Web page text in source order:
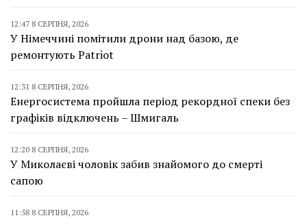
12:47 8 СЕРПНЯ, 2026
У Німеччині помітили дрони над базою, де
ремонтують Patriot
12:31 8 СЕРПНЯ, 2026
Енергосистема пройшла період рекордної спеки без
графіків відключень – Шмигаль
12:20 8 СЕРПНЯ, 2026
У Миколаєві чоловік забив знайомого до смерті
сапою
11:58 8 СЕРПНЯ, 2026